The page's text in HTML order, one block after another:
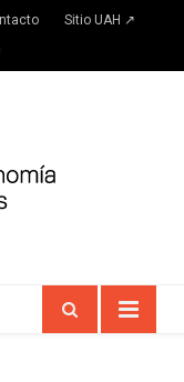
Sitio UAH ↗